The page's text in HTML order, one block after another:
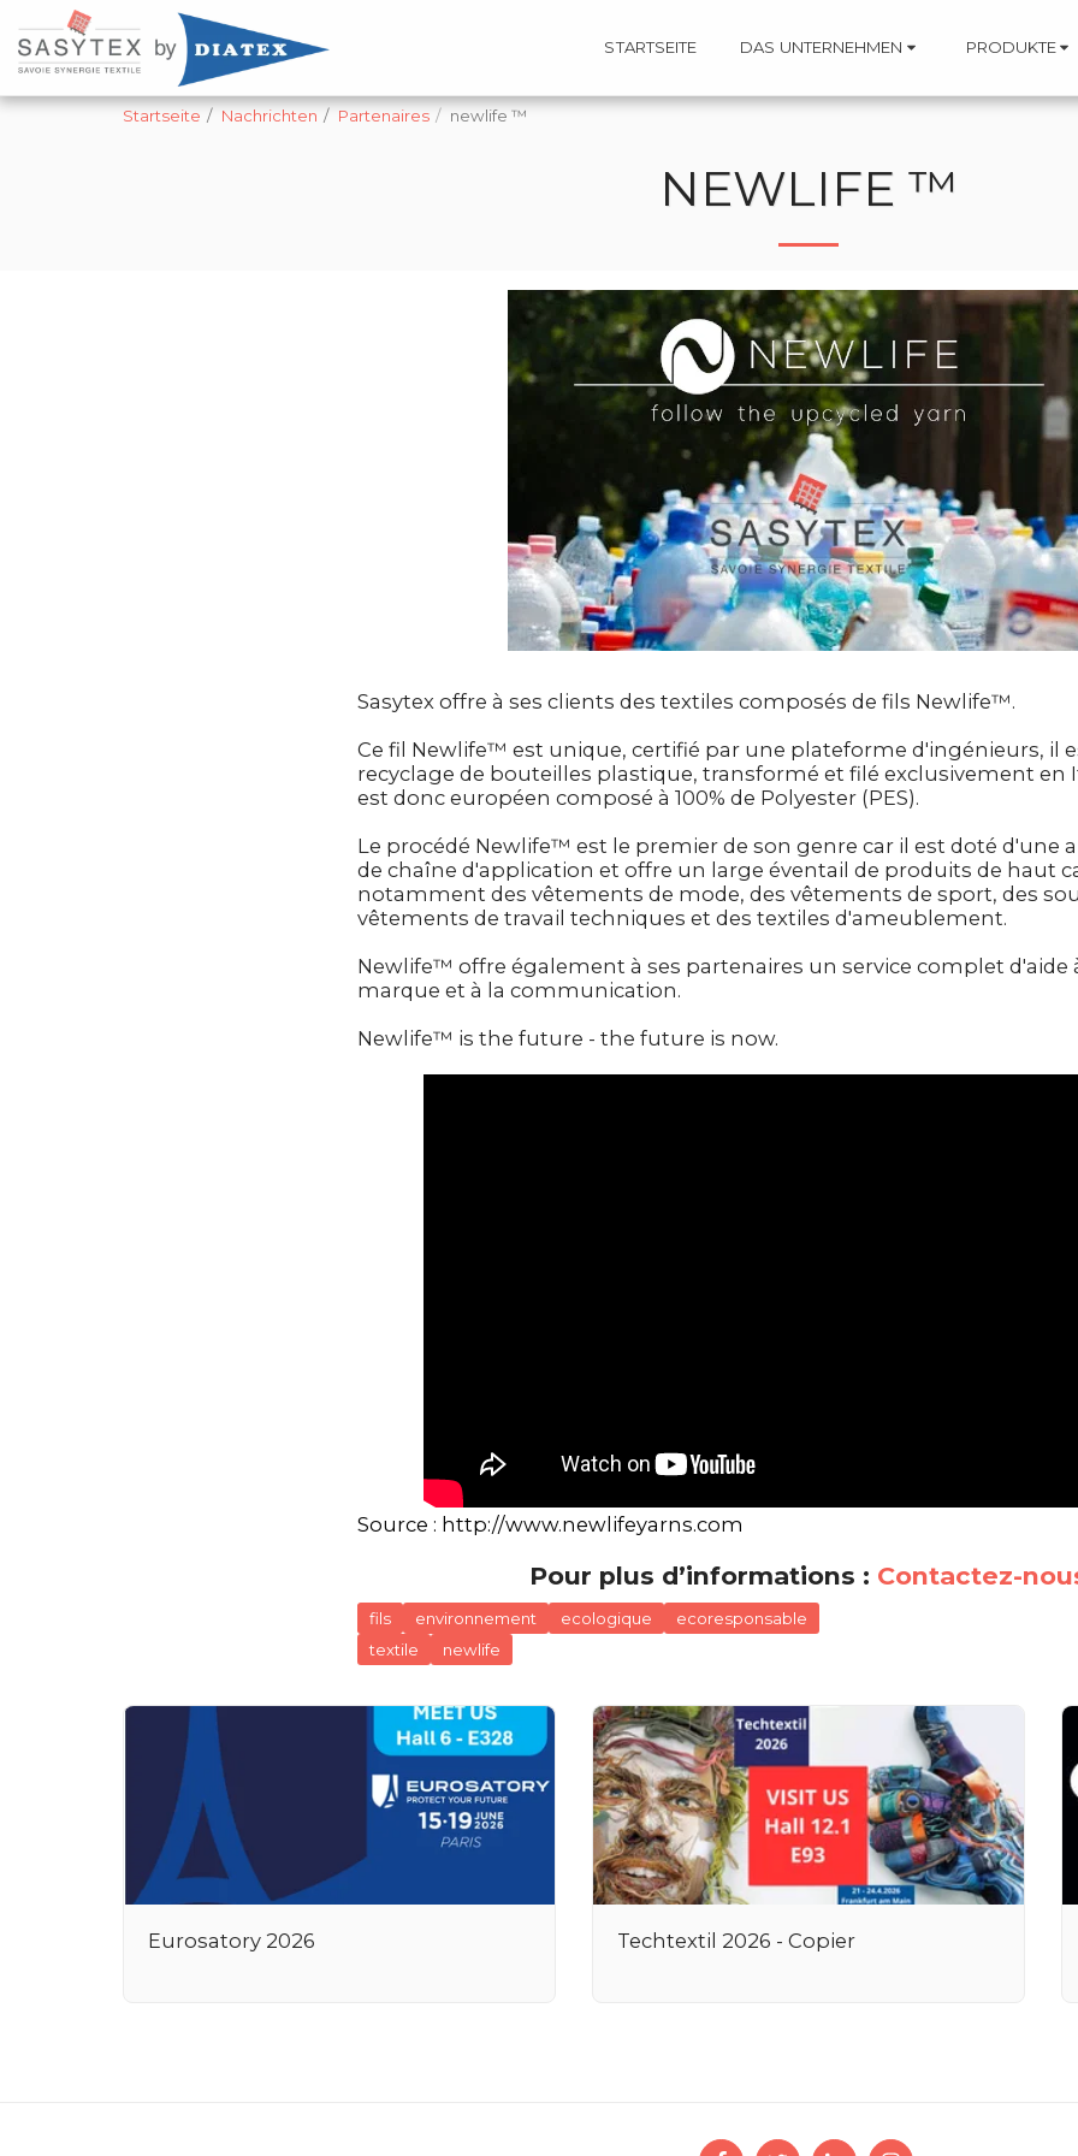
STARTSEITE DAS UNTERNEHMEN PRODUKTE
Startseite Nachrichten Partenaires newlife ™
NEWLIFE ™
Sasytex offre à ses clients des textiles composés de fils Newlife™.
Ce fil Newlife™ est unique, certifié par une plateforme d'ingénieurs, il
recyclage de bouteilles plastique, transformé et filé exclusivement en
est donc européen composé à 100% de Polyester (PES).
Le procédé Newlife™ est le premier de son genre car il est doté d'une
de chaîne d'application et offre un large éventail de produits de haut
notamment des vêtements de mode, des vêtements de sport, des
vêtements de travail techniques et des textiles d'ameublement.
Newlife™ offre également à ses partenaires un service complet d'aide
marque et à la communication.
Newlife™ is the future - the future is now.
Source : http://www.newlifeyarns.com
Pour plus d’informations : Contactez-
fils environnement ecologique
ecoresponsable
textile
newlife
Eurosatory 2026 Techtextil 2026 - Copier